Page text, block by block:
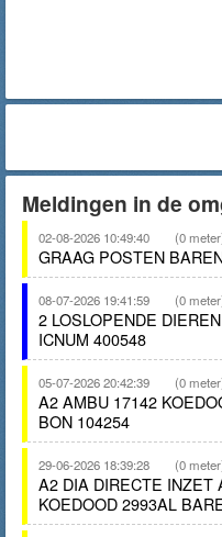
Meldingen in de
02-08-2026 10:49:40 (0
GRAAG POSTEN
08-07-2026 19:41:59 (0
2 LOSLOPENDE
ICNUM 400548
05-07-2026 20:42:39 (0
A2 AMBU 17142
BON 104254
29-06-2026 18:39:28 (0
A2 DIA DIRECTE INZET
KOEDOOD 2993AL